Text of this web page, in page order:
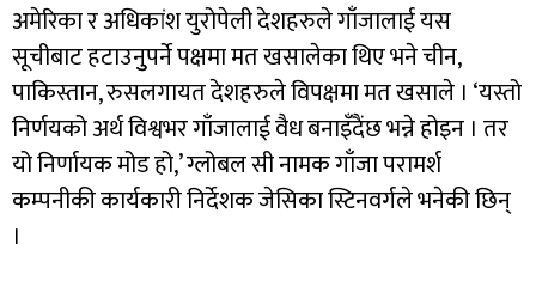
अमेरिका र अधिकांश युरोपेली देशहरुले गाँजालाई यस
सूचीबाट हटाउनुुपर्ने पक्षमा मत खसालेका थिए भने चीन,
पाकिस्तान, रुसलगायत देशहरुले विपक्षमा मत खसाले । ‘यस्तो
निर्णयको अर्थ विश्वभर गाँजालाई वैध बनाइँदैंछ भन्ने होइन । तर
यो निर्णायक मोड हो,’ ग्लोबल सी नामक गाँजा परामर्श
कम्पनीकी कार्यकारी निर्देशक जेसिका स्टिनवर्गले भनेकी छिन्
।